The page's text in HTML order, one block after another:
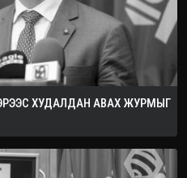
ХУДАЛДАН АВАХ ЖУРМЫГ